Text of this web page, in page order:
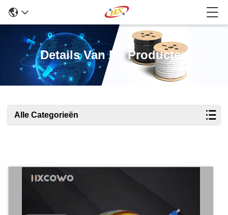
Details Van De Producten
Alle Categorieën